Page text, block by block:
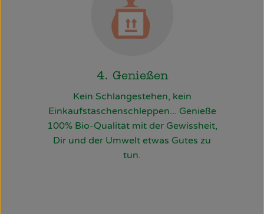
4. Genießen
Kein Schlangestehen, kein
Einkaufstaschenschleppen... Genieße
100% Bio-Qualität mit der Gewissheit,
Dir und der Umwelt etwas Gutes zu
tun.